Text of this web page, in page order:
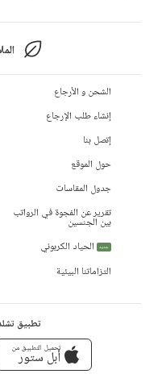
الشحن و الأرجاع
إنشاء طلب الإرجاع
إتصل بنا
حول الموقع
جدول المقاسات
تقرير عن الفجوة في الرواتب
بين الجنسين
جديد
الحياد الكربوني
التزاماتنا البيئية
تطبيق
تحميل التطبيق من
أبل ستور